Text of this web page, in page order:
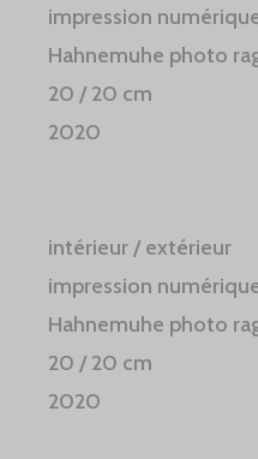
impression
Hahnemuhe photo
20 / 20 cm
2020
intérieur / extérieur
impression
Hahnemuhe photo
20 / 20 cm
2020